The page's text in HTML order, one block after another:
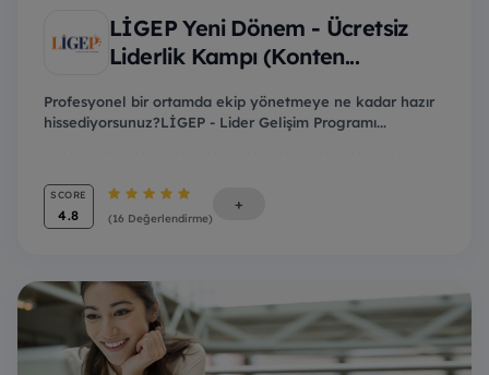
LİGEP Yeni Dönem - Ücretsiz
Liderlik Kampı (Konten...
Profesyonel bir ortamda ekip yönetmeye ne kadar hazır
hissediyorsunuz?LİGEP - Lider Gelişim Programı...
SCORE
4.8 (16 Değerlendirme)
+